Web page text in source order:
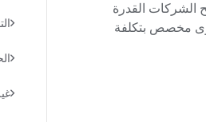
الشركات القدرة
مخصص بتكلفة